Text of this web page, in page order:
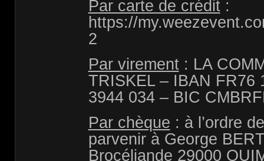
Par carte de crédit:
https://
2
Par virement: LA
TRISKEL – IBAN FR76
3944 034 – BIC
Par chèque : à l’ordre
parvenir à George
Brocéliande 29000